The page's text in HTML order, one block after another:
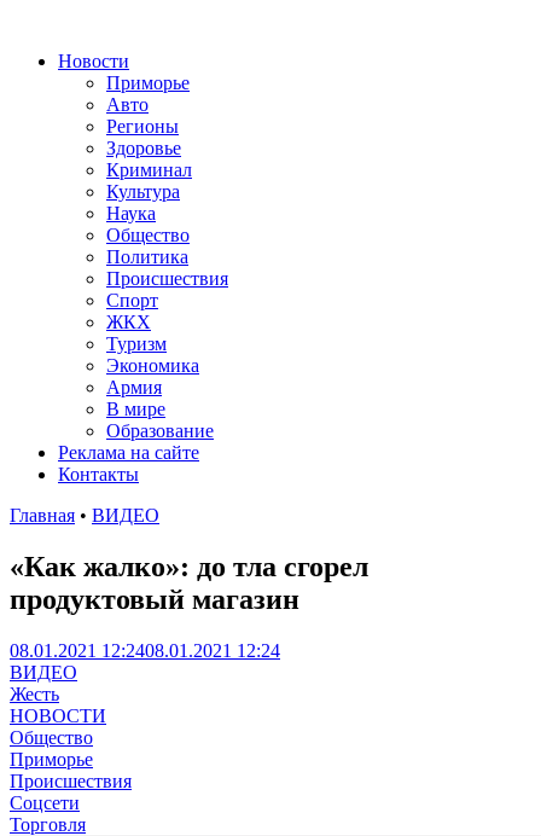
Новости
Приморье
Авто
Регионы
Здоровье
Криминал
Культура
Наука
Общество
Политика
Происшествия
Спорт
ЖКХ
Туризм
Экономика
Армия
В мире
Образование
Реклама на сайте
Контакты
Главная • ВИДЕО
«Как жалко»: до тла сгорел
продуктовый магазин
08.01.2021 12:2408.01.2021 12:24
ВИДЕО
Жесть
НОВОСТИ
Общество
Приморье
Происшествия
Соцсети
Торговля